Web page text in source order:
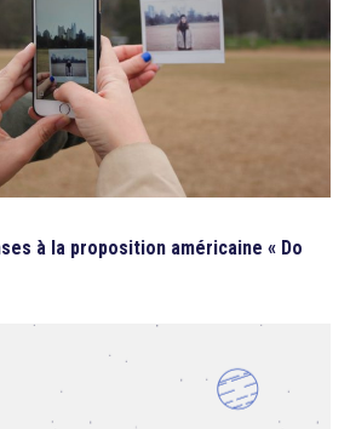
à la proposition américaine « Do